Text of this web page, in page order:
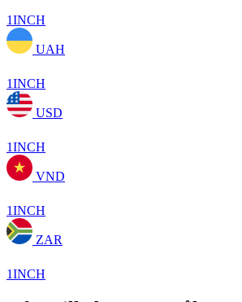
1INCH
UAH
1INCH
USD
1INCH
VND
1INCH
ZAR
1INCH